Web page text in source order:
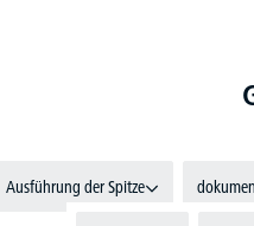
Ausführung der Spitze